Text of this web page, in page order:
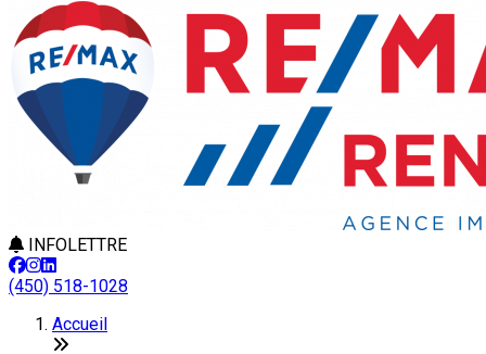
INFOLETTRE
(450) 518-1028
Accueil